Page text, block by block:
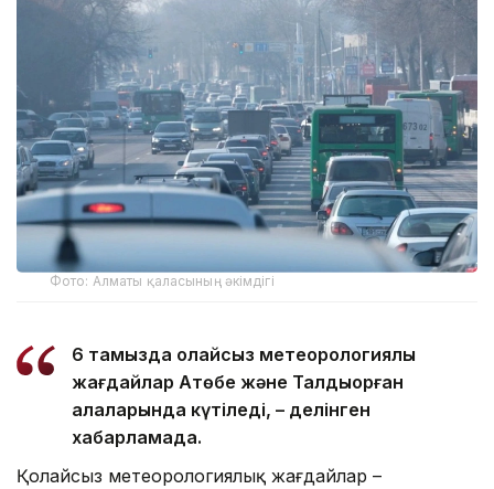
Фото: Алматы қаласының әкімдігі
6 тамызда қолайсыз метеорологиялық
жағдайлар Ақтөбе және Талдықорған
қалаларында күтіледі, – делінген
хабарламада.
Қолайсыз метеорологиялық жағдайлар –